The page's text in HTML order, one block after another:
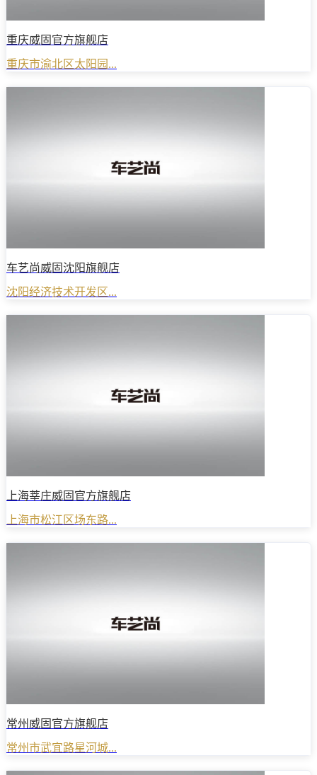
重庆威固官方旗舰店
重庆市渝北区太阳园...
车艺尚威固沈阳旗舰店
沈阳经济技术开发区...
上海莘庄威固官方旗舰店
上海市松江区场东路...
常州威固官方旗舰店
常州市武宜路星河城...